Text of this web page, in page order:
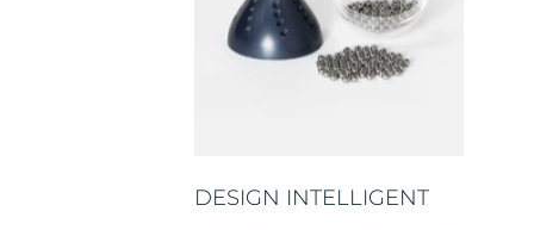
DESIGN INTELLIGENT